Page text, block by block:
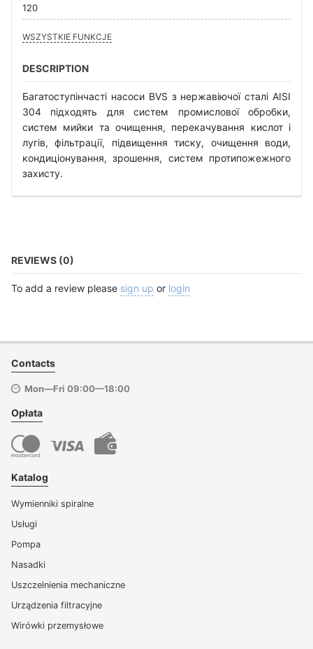
120
WSZYSTKIE FUNKCJE
DESCRIPTION
Багатоступінчасті насоси BVS з нержавіючої сталі AISI
304 підходять для систем промислової обробки,
систем мийки та очищення, перекачування кислот і
лугів, фільтрації, підвищення тиску, очищення води,
кондиціонування, зрошення, систем протипожежного
захисту.
REVIEWS (0)
To add a review please sign up or login
Contacts
Mon—Fri 09:00—18:00
Opłata
Katalog
Wymienniki spiralne
Usługi
Pompa
Nasadki
Uszczelnienia mechaniczne
Urządzenia filtracyjne
Wirówki przemysłowe